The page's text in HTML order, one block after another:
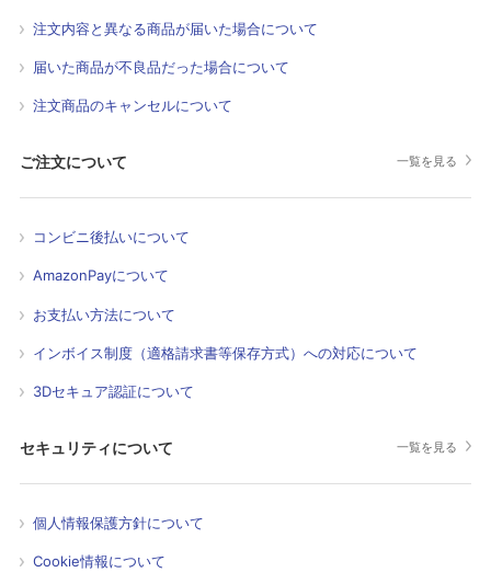
注文内容と異なる商品が届いた場合について
届いた商品が不良品だった場合について
注文商品のキャンセルについて
ご注文について 一覧を見る
コンビニ後払いについて
AmazonPayについて
お支払い方法について
インボイス制度（適格請求書等保存方式）への対応について
3Dセキュア認証について
セキュリティについて 一覧を見る
個人情報保護方針について
Cookie情報について